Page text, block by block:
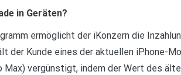
in Geräten?
ermöglicht der iKonzern die
der Kunde eines der aktuellen iPhone-
Max) vergünstigt, indem der Wert des